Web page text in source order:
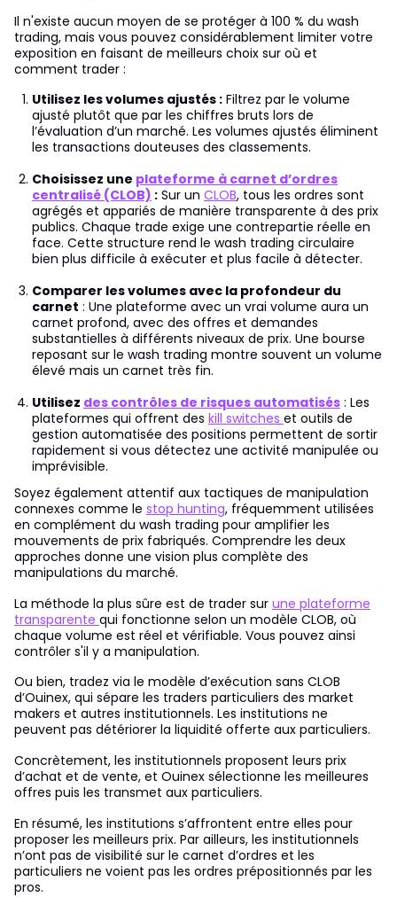
Il n'existe aucun moyen de se protéger à 100 % du wash
trading, mais vous pouvez considérablement limiter votre
exposition en faisant de meilleurs choix sur où et
comment trader :
Utilisez les volumes ajustés : Filtrez par le volume
ajusté plutôt que par les chiffres bruts lors de
l’évaluation d’un marché. Les volumes ajustés éliminent
les transactions douteuses des classements.
Choisissez une plateforme à carnet d’ordres
centralisé (CLOB) : Sur un CLOB, tous les ordres sont
agrégés et appariés de manière transparente à des prix
publics. Chaque trade exige une contrepartie réelle en
face. Cette structure rend le wash trading circulaire
bien plus difficile à exécuter et plus facile à détecter.
Comparer les volumes avec la profondeur du
carnet : Une plateforme avec un vrai volume aura un
carnet profond, avec des offres et demandes
substantielles à différents niveaux de prix. Une bourse
reposant sur le wash trading montre souvent un volume
élevé mais un carnet très fin.
Utilisez des contrôles de risques automatisés : Les
plateformes qui offrent des kill switches et outils de
gestion automatisée des positions permettent de sortir
rapidement si vous détectez une activité manipulée ou
imprévisible.
Soyez également attentif aux tactiques de manipulation
connexes comme le stop hunting, fréquemment utilisées
en complément du wash trading pour amplifier les
mouvements de prix fabriqués. Comprendre les deux
approches donne une vision plus complète des
manipulations du marché.
La méthode la plus sûre est de trader sur une plateforme
transparente qui fonctionne selon un modèle CLOB, où
chaque volume est réel et vérifiable. Vous pouvez ainsi
contrôler s'il y a manipulation.
Ou bien, tradez via le modèle d’exécution sans CLOB
d’Ouinex, qui sépare les traders particuliers des market
makers et autres institutionnels. Les institutions ne
peuvent pas détériorer la liquidité offerte aux particuliers.
Concrètement, les institutionnels proposent leurs prix
d’achat et de vente, et Ouinex sélectionne les meilleures
offres puis les transmet aux particuliers.
En résumé, les institutions s’affrontent entre elles pour
proposer les meilleurs prix. Par ailleurs, les institutionnels
n’ont pas de visibilité sur le carnet d’ordres et les
particuliers ne voient pas les ordres prépositionnés par les
pros.